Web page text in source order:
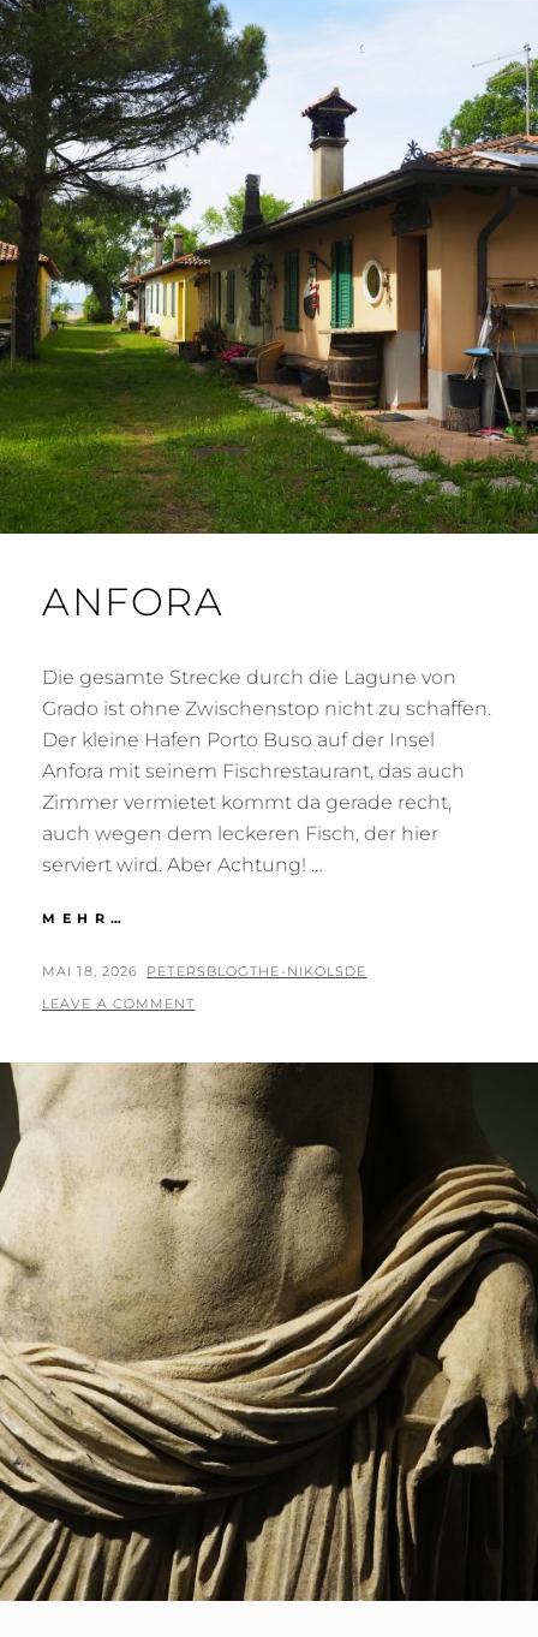
ANFORA
Die gesamte Strecke durch die Lagune von
Grado ist ohne Zwischenstop nicht zu schaffen.
Der kleine Hafen Porto Buso auf der Insel
Anfora mit seinem Fischrestaurant, das auch
Zimmer vermietet kommt da gerade recht,
auch wegen dem leckeren Fisch, der hier
serviert wird. Aber Achtung! …
MEHR…
POSTED
ON
MAI 18, 2026 BY
PETERSBLOGTHE-NIKOLSDE
LEAVE A COMMENT